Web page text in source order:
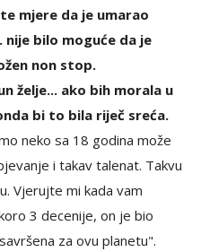
mjere da je umarao
nije bilo moguće da je
non stop.
želje... ako bih morala u
bi to bila riječ sreća.
neko sa 18 godina može
i takav talenat. Takvu
Vjerujte mi kada vam
3 decenije, on je bio
za ovu planetu".